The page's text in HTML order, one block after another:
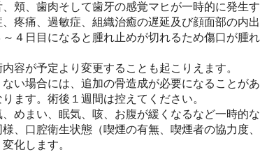
頬、歯肉そして歯牙の感覚マヒが一時的に発生
疼痛、過敏症、組織治癒の遅延及び顔面部の内
４日目になると腫れ止めが切れるため傷口が腫
容が予定より変更することも起こりえます。
い場合には、追加の骨造成が必要になることが
ます。術後１週間は控えてください。
めまい、眠気、咳、お腹が緩くなるなど一時的
、口腔衛生状態（喫煙の有無、喫煙者の協力度
化します。